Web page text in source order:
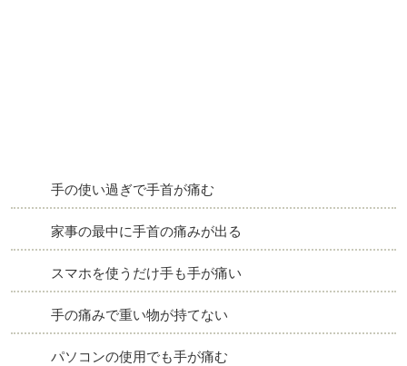
手の使い過ぎで手首が痛む
家事の最中に手首の痛みが出る
スマホを使うだけ手も手が痛い
手の痛みで重い物が持てない
パソコンの使用でも手が痛む